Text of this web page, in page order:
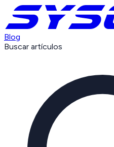
Blog
Buscar artículos